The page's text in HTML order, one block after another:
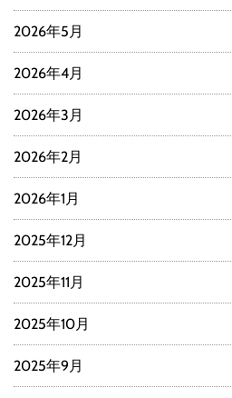
2026年5月
2026年4月
2026年3月
2026年2月
2026年1月
2025年12月
2025年11月
2025年10月
2025年9月